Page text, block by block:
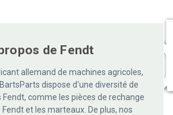
de Fendt
allemand de machines agricoles,
dispose d'une diversité de
comme les pièces de rechange
et les marteaux. De plus, nos